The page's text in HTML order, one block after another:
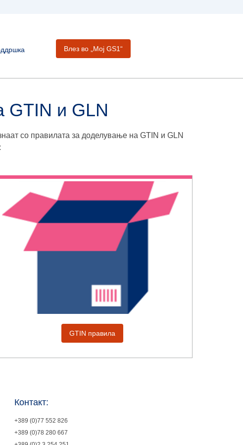
Влез во „Moj GS1“
GTIN и GLN
со правилата за доделување на GTIN и GLN
GTIN правила
Контакт:
+389 (0)77 552 826
+389 (0)78 280 667